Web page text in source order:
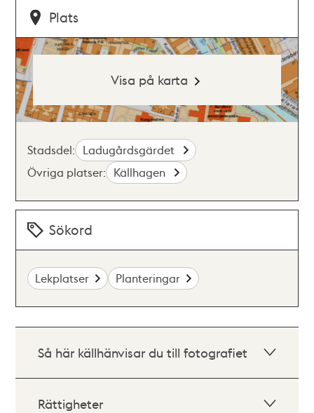
Plats
Visa på karta
Stadsdel: Ladugårdsgärdet
Övriga platser: Källhagen
Sökord
Lekplatser Planteringar
Så här källhänvisar du till fotografiet
Rättigheter